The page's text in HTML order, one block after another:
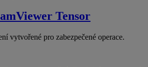
Tensor
vytvořené pro zabezpečené operace.